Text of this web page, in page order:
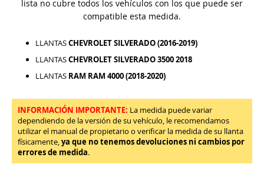
lista no cubre todos los vehículos con los que puede ser
compatible esta medida.
LLANTASCHEVROLET SILVERADO (2016-2019)
LLANTASCHEVROLET SILVERADO 3500 2018
LLANTAS RAM RAM 4000 (2018-2020)
INFORMACIÓN IMPORTANTE: La medida puede variar
dependiendo de la versión de su vehículo, le recomendamos
utilizar el manual de propietario o verificar la medida de su llanta
físicamente,ya que no tenemos devoluciones ni cambios por
errores de medida.